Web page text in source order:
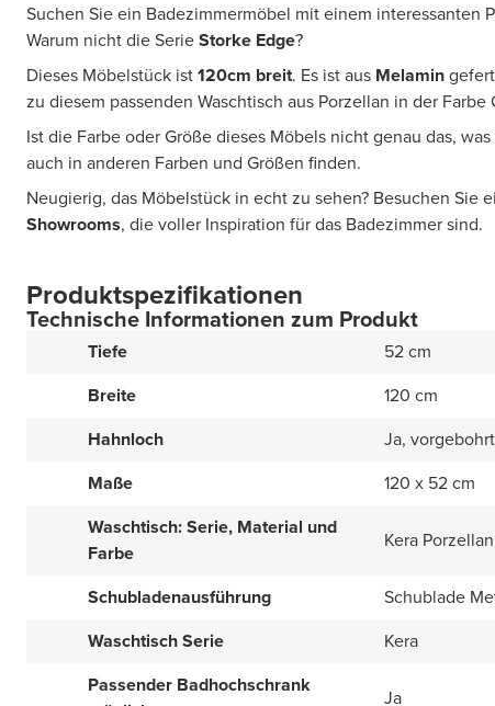
Suchen Sie ein Badezimmermöbel mit einem interessanten
Warum nicht die SerieStorke Edge?
Dieses Möbelstück ist120cm breit. Es ist aus Melamin
zu diesem passenden Waschtisch aus Porzellan in der Farbe
Ist die Farbe oder Größe dieses Möbels nicht genau das,
auch in anderen Farben und Größen finden.
Neugierig, das Möbelstück in echt zu sehen? Besuchen Sie
Showrooms, die voller Inspiration für das Badezimmer sind.
Produktspezifikationen
Technische Informationen zum Produkt
Tiefe
52 cm
Breite
120 cm
Hahnloch
Ja, vorgebohrt
Maße
120 x 52 cm
Waschtisch: Serie, Material und
Farbe
Kera
Schubladenausführung
Schublade
Waschtisch Serie
Kera
Passender Badhochschrank
Ja